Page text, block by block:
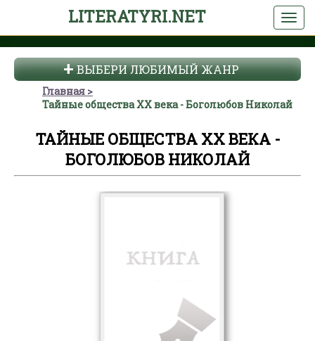
LITERATYRI.NET
ВЫБЕРИ ЛЮБИМЫЙ ЖАНР
Главная
Тайные общества XX века - Боголюбов Николай
ТАЙНЫЕ ОБЩЕСТВА XX ВЕКА -
БОГОЛЮБОВ НИКОЛАЙ